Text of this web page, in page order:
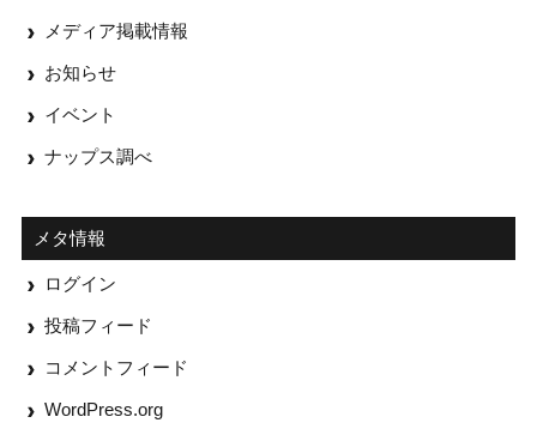
メディア掲載情報
お知らせ
イベント
ナップス調べ
メタ情報
ログイン
投稿フィード
コメントフィード
WordPress.org